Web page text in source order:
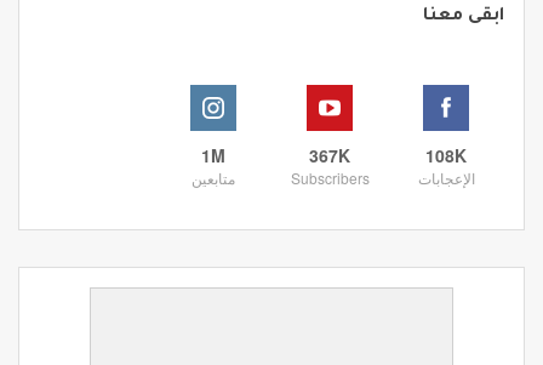
ابقى معنا
108K
الإعجابات
367K
Subscribers
1M
متابعين